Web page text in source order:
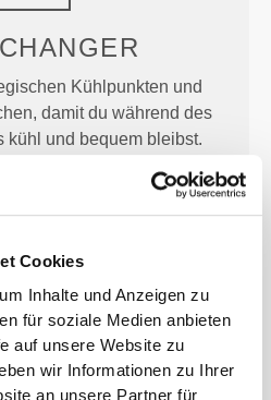
Cookies
Inhalte und Anzeigen zu
für soziale Medien anbieten
auf unsere Website zu
wir Informationen zu Ihrer
an unsere Partner für
Kühlpunkten und
damit du während des
kühl und bequem bleibst.
DAS AUGE
KANN
Kleidungsstücke einen